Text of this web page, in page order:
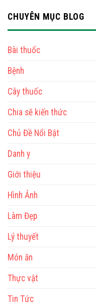
CHUYÊN MỤC BLOG
Bài thuốc
Bệnh
Cây thuốc
Chia sẽ kiến thức
Chủ Đề Nổi Bật
Danh y
Giới thiệu
Hình Ảnh
Làm Đẹp
Lý thuyết
Món ăn
Thực vật
Tin Tức